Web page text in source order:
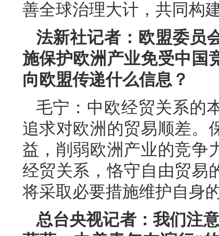
善全球治理大计，共同构
法新社记者：欧盟委员
施保护欧洲产业免受中国
向欧盟传递什么信息？
毛宁：中欧经贸关系的
追求对欧洲的贸易顺差。
益，削弱欧洲产业的竞争
经贸关系，恪守自由贸易
将采取必要措施维护自身
总台央视记者：我们注